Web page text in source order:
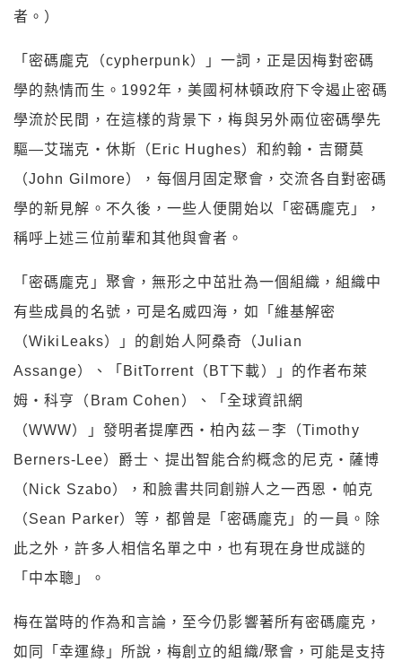
者。）
「密碼龐克（cypherpunk）」一詞，正是因梅對密碼
學的熱情而生。1992年，美國柯林頓政府下令遏止密碼
學流於民間，在這樣的背景下，梅與另外兩位密碼學先
驅—艾瑞克・休斯（Eric Hughes）和約翰・吉爾莫
（John Gilmore），每個月固定聚會，交流各自對密碼
學的新見解。不久後，一些人便開始以「密碼龐克」，
稱呼上述三位前輩和其他與會者。
「密碼龐克」聚會，無形之中茁壯為一個組織，組織中
有些成員的名號，可是名威四海，如「維基解密
（WikiLeaks）」的創始人阿桑奇（Julian
Assange）、「BitTorrent（BT下載）」的作者布萊
姆・科亨（Bram Cohen）、「全球資訊網
（WWW）」發明者提摩西・柏內茲－李（Timothy
Berners-Lee）爵士、提出智能合約概念的尼克・薩博
（Nick Szabo），和臉書共同創辦人之一西恩・帕克
（Sean Parker）等，都曾是「密碼龐克」的一員。除
此之外，許多人相信名單之中，也有現在身世成謎的
「中本聰」。
梅在當時的作為和言論，至今仍影響著所有密碼龐克，
如同「幸運綠」所說，梅創立的組織/聚會，可能是支持